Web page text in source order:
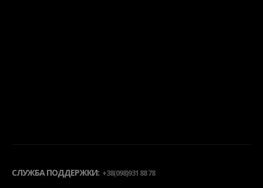
СЛУЖБА ПОДДЕРЖКИ: +38(098)931 88 78